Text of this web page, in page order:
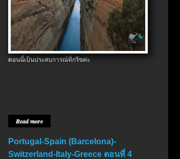
ตอนนี้เป็นประสบการณ์ที่กรีซค่ะ
Read more
Portugal-Spain (Barcelona)-
Switzerland-Italy-Greece ตอนที่ 4